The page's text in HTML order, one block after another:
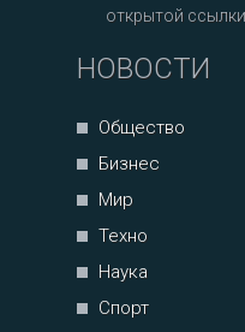
открытой
НОВОСТИ
Общество
Бизнес
Мир
Техно
Наука
Спорт